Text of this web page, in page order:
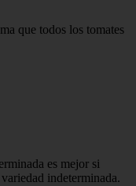
que todos los tomates
es mejor si
indeterminada.